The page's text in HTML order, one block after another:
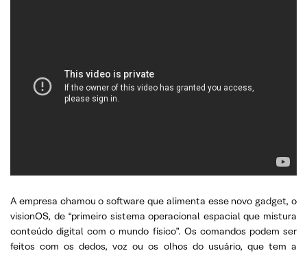
A empresa chamou o software que alimenta esse novo gadget, o
visionOS, de “primeiro sistema operacional espacial que mistura
conteúdo digital com o mundo físico”. Os comandos podem ser
feitos com os dedos, voz ou os olhos do usuário, que tem a